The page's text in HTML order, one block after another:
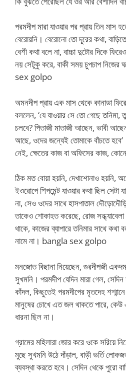
পরমদীপ মারা যাওয়ার পর প্রায় তিন মাস
বেরোয়নি। বেরোনো তো দূরের কথা,
বেশী কথা বলে না, বাচ্চা দুটোর দিকে
নয় সেটুকু করে, বাকী সময় চুপচাপ
sex golpo
অমনদীপ প্রায় এক মাস থেকে কানাডা
বললেন, ‘যে যাওয়ার সে তো গেছে
চলবে? পিতাজী মাতাজী আছেন, ভাবী
আছে, ওদের জন্যেই তোমাকে বাঁচতে
নেই, ক্ষেতের কাজ বা অফিসের কাজ,
ঠিক মত বোয়া হয়নি, দেখাশোনাও হয়নি,
ইওরোপে শিপমেন্ট যাওয়ার কথা ছিল সেটা
না, সেও ওদের সাথে হাসপাতাল
তাকেও শোকাহত করেছে, রোজ
থাকে, কাজের ব্যাপারে তনিমার সাথে কথা
নামে না। bangla sex golpo
মনজোত বিছানা নিয়েছেন, গুরদীপজী
সুখমনি। পরমদীপ যেদিন মারা গেল,
কাঁদল, কিছুতেই পরমদীপের মৃতদেহ
মানুষের চোখে এত জল থাকতে পারে, কেউ
ধারনা ছিল না।
গ্রামের মহিলারা জোর করে ওকে সরিয়ে
মুছে সুখমনি উঠে দাঁড়াল, বাড়ী ভর্তি
ব্যবস্থা করতে হবে। সেদিন থেকে পুরো